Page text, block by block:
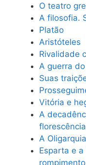
O teatro
A filosofia.
Platão
Aristóteles
Rivalidade
A guerra
Suas
Vitória e
A
A
Esparta e